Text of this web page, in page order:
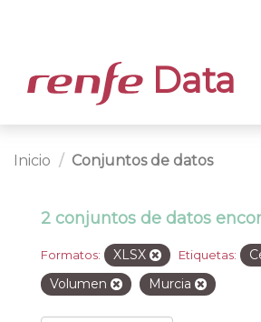
Data
Inicio Conjuntos de datos
2 conjuntos de datos
Formatos: XLSX Etiquetas:
Volumen
Murcia